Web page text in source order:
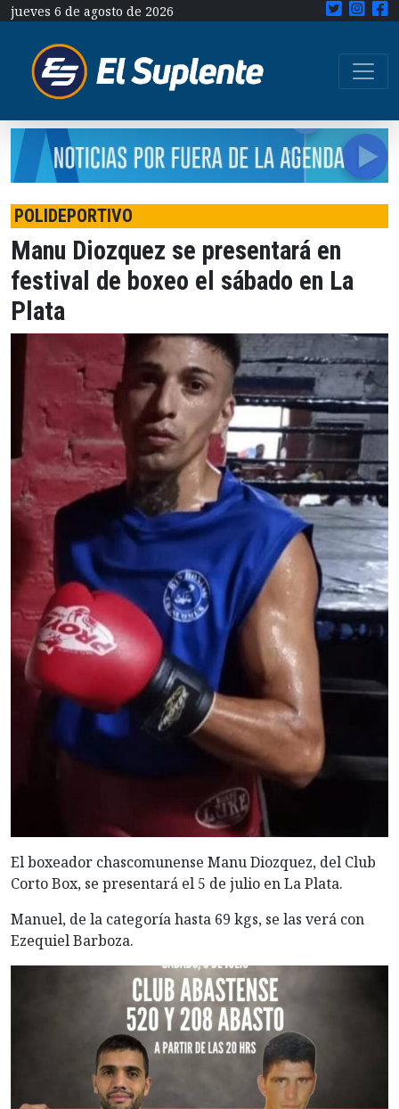
jueves 6 de agosto de 2026
POLIDEPORTIVO
Manu Diozquez se presentará en
festival de boxeo el sábado en La
Plata
El boxeador chascomunense Manu Diozquez, del Club
Corto Box, se presentará el 5 de julio en La Plata.
Manuel, de la categoría hasta 69 kgs, se las verá con
Ezequiel Barboza.